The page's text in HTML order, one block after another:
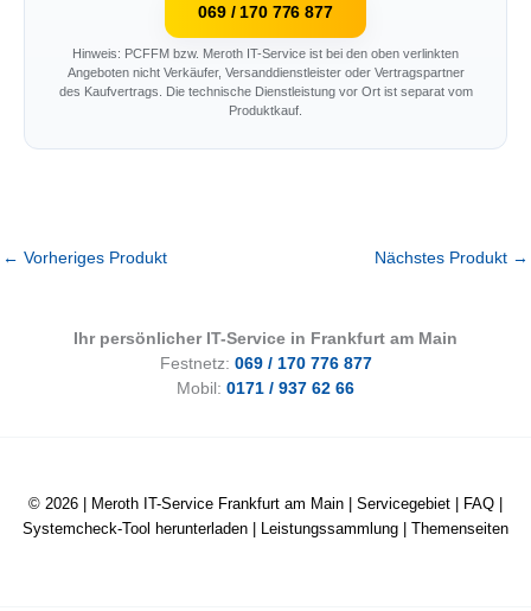
069 / 170 776 877
Hinweis: PCFFM bzw. Meroth IT-Service ist bei den oben verlinkten
Angeboten nicht Verkäufer, Versanddienstleister oder Vertragspartner
des Kaufvertrags. Die technische Dienstleistung vor Ort ist separat vom
Produktkauf.
← Vorheriges Produkt Nächstes Produkt →
Ihr persönlicher IT-Service in Frankfurt am Main
Festnetz: 069 / 170 776 877
Mobil: 0171 / 937 62 66
© 2026 | Meroth IT-Service Frankfurt am Main Servicegebiet FAQ
Systemcheck-Tool herunterladen
Leistungssammlung Themenseiten